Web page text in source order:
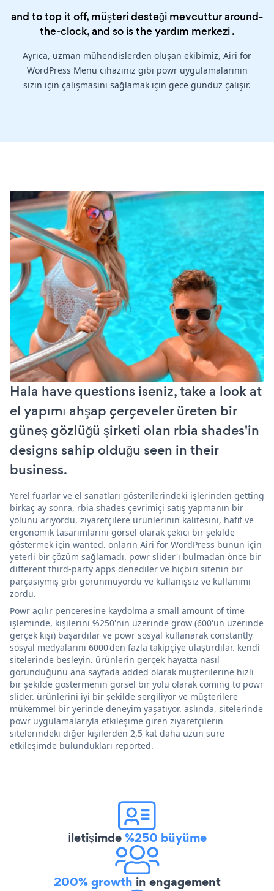
and to top it off, müşteri desteği mevcuttur around-
the-clock, and so is theyardım merkezi.
Ayrıca, uzman mühendislerden oluşan ekibimiz, Airi for
WordPress Menu cihazınız gibi powr uygulamalarının
sizin için çalışmasını sağlamak için gece gündüz çalışır.
Hala have questions iseniz, take a look at
el yapımı ahşap çerçeveler üreten bir
güneş gözlüğü şirketi olan rbia shades'in
designs sahip olduğu seen in their
business.
Yerel fuarlar ve el sanatları gösterilerindeki işlerinden getting
birkaç ay sonra, rbia shades çevrimiçi satış yapmanın bir
yolunu arıyordu. ziyaretçilere ürünlerinin kalitesini, hafif ve
ergonomik tasarımlarını görsel olarak çekici bir şekilde
göstermek için wanted. onların Airi for WordPress bunun için
yeterli bir çözüm sağlamadı. powr slider'ı bulmadan önce bir
different third-party apps denediler ve hiçbiri sitenin bir
parçasıymış gibi görünmüyordu ve kullanışsız ve kullanımı
zordu.
Powr açılır penceresine kaydolma a small amount of time
işleminde, kişilerini %250'nin üzerinde grow (600'ün üzerinde
gerçek kişi) başardılar ve powr sosyal kullanarak constantly
sosyal medyalarını 6000'den fazla takipçiye ulaştırdılar. kendi
sitelerinde besleyin. ürünlerin gerçek hayatta nasıl
göründüğünü ana sayfada added olarak müşterilerine hızlı
bir şekilde göstermenin görsel bir yolu olarak coming to powr
slider. ürünlerini iyi bir şekilde sergiliyor ve müşterilere
mükemmel bir yerinde deneyim yaşatıyor. aslında, sitelerinde
powr uygulamalarıyla etkileşime giren ziyaretçilerin
sitelerindeki diğer kişilerden 2,5 kat daha uzun süre
etkileşimde bulundukları reported.
İletişimde%250 büyüme
200% growth in engagement